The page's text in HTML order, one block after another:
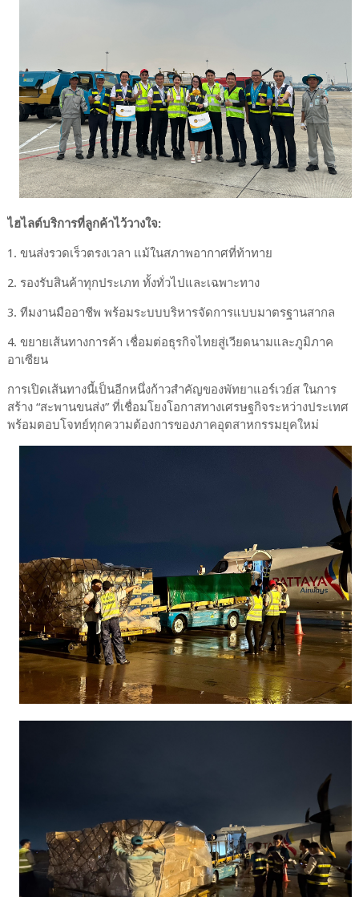
ไฮไลต์บริการที่ลูกค้าไว้วางใจ:
1. ขนส่งรวดเร็วตรงเวลา แม้ในสภาพอากาศที่ท้าทาย
2. รองรับสินค้าทุกประเภท ทั้งทั่วไปและเฉพาะทาง
3. ทีมงานมืออาชีพ พร้อมระบบบริหารจัดการแบบมาตรฐานสากล
4. ขยายเส้นทางการค้า เชื่อมต่อธุรกิจไทยสู่เวียดนามและภูมิภาค
อาเซียน
การเปิดเส้นทางนี้เป็นอีกหนึ่งก้าวสำคัญของพัทยาแอร์เวย์ส ในการ
สร้าง “สะพานขนส่ง” ที่เชื่อมโยงโอกาสทางเศรษฐกิจระหว่างประเทศ
พร้อมตอบโจทย์ทุกความต้องการของภาคอุตสาหกรรมยุคใหม่